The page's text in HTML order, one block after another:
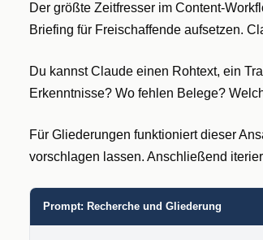
Der größte Zeitfresser im Content-
Briefing für Freischaffende aufsetzen.
Du kannst Claude einen Rohtext, ein
Erkenntnisse? Wo fehlen Belege?
Für Gliederungen funktioniert dieser
vorschlagen lassen. Anschließend
Prompt: Recherche und Gliederung